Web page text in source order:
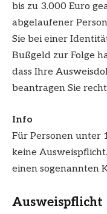
bis zu 3.000 Euro
abgelaufener
Sie bei einer
Bußgeld zur Folge
dass Ihre
beantragen Sie
Info
Für Personen unter
keine
einen sogenannten